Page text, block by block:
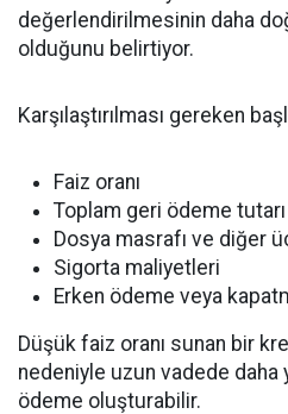
değerlendirilmesinin daha
olduğunu belirtiyor.
Karşılaştırılması gereken
Faiz oranı
Toplam geri ödeme tutarı
Dosya masrafı ve diğer
Sigorta maliyetleri
Erken ödeme veya
Düşük faiz oranı sunan bir
nedeniyle uzun vadede
ödeme oluşturabilir.